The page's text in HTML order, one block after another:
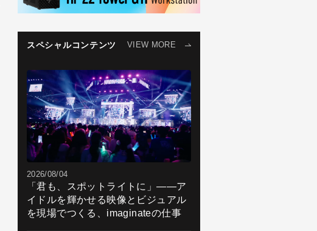
スペシャルコンテンツ VIEW MORE
2026/08/04
「君も、スポットライトに」――ア
イドルを輝かせる映像とビジュアル
を現場でつくる、imaginateの仕事